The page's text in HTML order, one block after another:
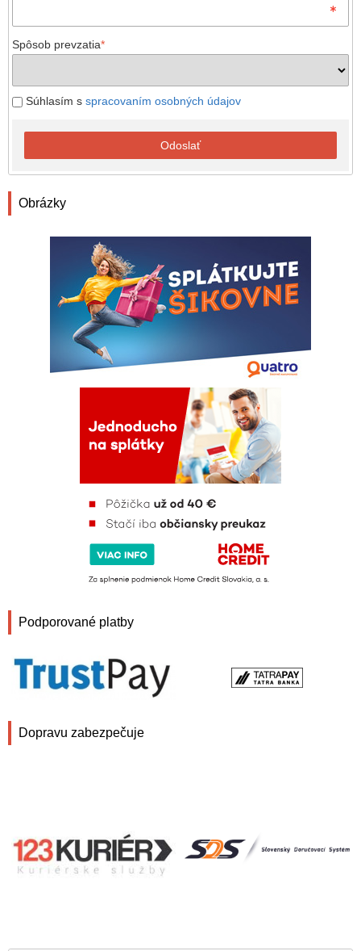
Spôsob prevzatia*
Súhlasím s spracovaním osobných údajov
Odoslať
Obrázky
Podporované platby
Dopravu zabezpečuje